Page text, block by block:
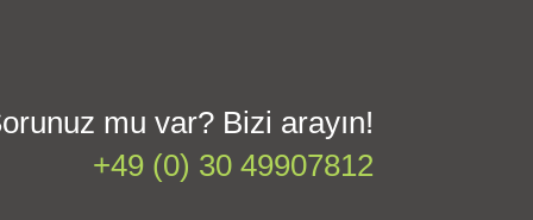
mu var? Bizi arayın!
+49 (0) 30 49907812